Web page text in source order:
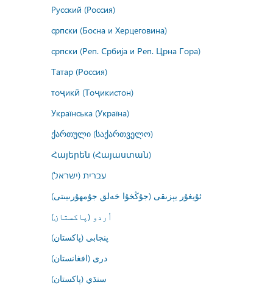
Русский (Россия)
српски (Босна и Херцеговина)
српски (Реп. Србија и Реп. Црна Гора)
Татар (Россия)
тоҷикӣ (Тоҷикистон)
Українська (Україна)
ქართული (საქართველო)
Հայերեն (Հայաստան)
עברית (ישראל)
ئۇيغۇر يېزىقى (جۇڭخۇا خەلق جۇمھۇرىيىتى)
اُردو (پاکستان)
پنجابی (پاکستان)
درى (افغانستان)
سنڌي (پاکستان)